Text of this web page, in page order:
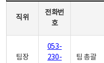
직위
전화번
호
팀장
053-
230-
팀 총괄